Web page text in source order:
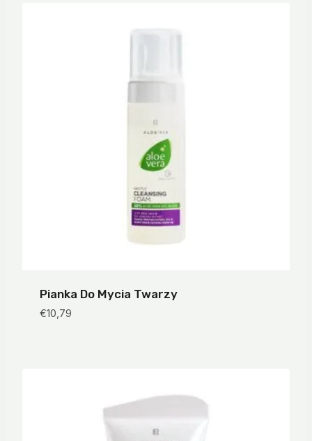
Pianka Do Mycia Twarzy
€10,79